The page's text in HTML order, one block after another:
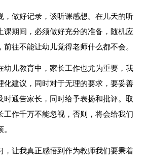
，做好记录，谈听课感想。在几天的听
课期间，必须做好充分的准备，随机应
往不能让幼儿觉得老师什么都不会。
幼儿教育中，家长工作也尤为重要，我
化建议，同时对于无理的要求，要妥善
时通告家长，同时给予表扬和批评。取
工作千万不能忽视，否则，将会给我们
，让我真正感悟到作为教师我们要秉着